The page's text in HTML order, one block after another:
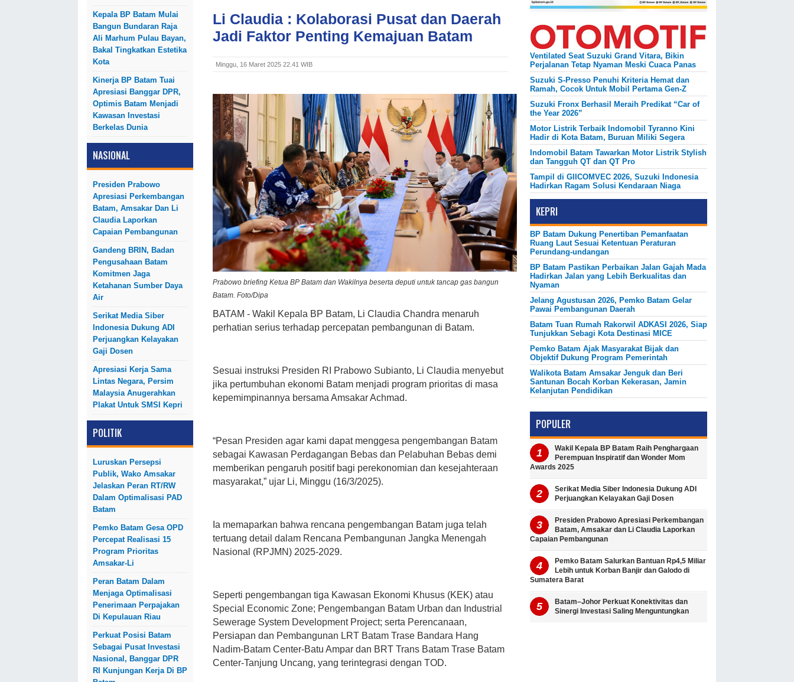
Kepala BP Batam Mulai
Bangun Bundaran Raja
Ali Marhum Pulau Bayan,
Bakal Tingkatkan Estetika
Kota
Kinerja BP Batam Tuai
Apresiasi Banggar DPR,
Optimis Batam Menjadi
Kawasan Investasi
Berkelas Dunia
NASIONAL
Presiden Prabowo
Apresiasi Perkembangan
Batam, Amsakar Dan Li
Claudia Laporkan
Capaian Pembangunan
Gandeng BRIN, Badan
Pengusahaan Batam
Komitmen Jaga
Ketahanan Sumber Daya
Air
Serikat Media Siber
Indonesia Dukung ADI
Perjuangkan Kelayakan
Gaji Dosen
Apresiasi Kerja Sama
Lintas Negara, Persim
Malaysia Anugerahkan
Plakat Untuk SMSI Kepri
POLITIK
Luruskan Persepsi
Publik, Wako Amsakar
Jelaskan Peran RT/RW
Dalam Optimalisasi PAD
Batam
Pemko Batam Gesa OPD
Percepat Realisasi 15
Program Prioritas
Amsakar-Li
Peran Batam Dalam
Menjaga Optimalisasi
Penerimaan Perpajakan
Di Kepulauan Riau
Perkuat Posisi Batam
Sebagai Pusat Investasi
Nasional, Banggar DPR
RI Kunjungan Kerja Di BP
Li Claudia : Kolaborasi Pusat dan Daerah
Jadi Faktor Penting Kemajuan Batam
Minggu, 16 Maret 2025 22.41 WIB
Prabowo briefing Ketua BP Batam dan Wakilnya beserta deputi untuk tancap gas bangun
Batam. Foto/Dipa
BATAM - Wakil Kepala BP Batam, Li Claudia Chandra menaruh
perhatian serius terhadap percepatan pembangunan di Batam.
Sesuai instruksi Presiden RI Prabowo Subianto, Li Claudia menyebut
jika pertumbuhan ekonomi Batam menjadi program prioritas di masa
kepemimpinannya bersama Amsakar Achmad.
“Pesan Presiden agar kami dapat menggesa pengembangan Batam
sebagai Kawasan Perdagangan Bebas dan Pelabuhan Bebas demi
memberikan pengaruh positif bagi perekonomian dan kesejahteraan
masyarakat,” ujar Li, Minggu (16/3/2025).
Ia memaparkan bahwa rencana pengembangan Batam juga telah
tertuang detail dalam Rencana Pembangunan Jangka Menengah
Nasional (RPJMN) 2025-2029.
Seperti pengembangan tiga Kawasan Ekonomi Khusus (KEK) atau
Special Economic Zone; Pengembangan Batam Urban dan Industrial
Sewerage System Development Project; serta Perencanaan,
Persiapan dan Pembangunan LRT Batam Trase Bandara Hang
Nadim-Batam Center-Batu Ampar dan BRT Trans Batam Trase Batam
Center-Tanjung Uncang, yang terintegrasi dengan TOD.
Ventilated Seat Suzuki Grand Vitara, Bikin
Perjalanan Tetap Nyaman Meski Cuaca Panas
Suzuki S-Presso Penuhi Kriteria Hemat dan
Ramah, Cocok Untuk Mobil Pertama Gen-Z
Suzuki Fronx Berhasil Meraih Predikat “Car of
the Year 2026”
Motor Listrik Terbaik Indomobil Tyranno Kini
Hadir di Kota Batam, Buruan Miliki Segera
Indomobil Batam Tawarkan Motor Listrik Stylish
dan Tangguh QT dan QT Pro
Tampil di GIICOMVEC 2026, Suzuki Indonesia
Hadirkan Ragam Solusi Kendaraan Niaga
KEPRI
BP Batam Dukung Penertiban Pemanfaatan
Ruang Laut Sesuai Ketentuan Peraturan
Perundang-undangan
BP Batam Pastikan Perbaikan Jalan Gajah Mada
Hadirkan Jalan yang Lebih Berkualitas dan
Nyaman
Jelang Agustusan 2026, Pemko Batam Gelar
Pawai Pembangunan Daerah
Batam Tuan Rumah Rakorwil ADKASI 2026, Siap
Tunjukkan Sebagi Kota Destinasi MICE
Pemko Batam Ajak Masyarakat Bijak dan
Objektif Dukung Program Pemerintah
Walikota Batam Amsakar Jenguk dan Beri
Santunan Bocah Korban Kekerasan, Jamin
Kelanjutan Pendidikan
POPULER
Wakil Kepala BP Batam Raih Penghargaan
Perempuan Inspiratif dan Wonder Mom
Awards 2025
Serikat Media Siber Indonesia Dukung ADI
Perjuangkan Kelayakan Gaji Dosen
Presiden Prabowo Apresiasi Perkembangan
Batam, Amsakar dan Li Claudia Laporkan
Capaian Pembangunan
Pemko Batam Salurkan Bantuan Rp4,5 Miliar
Lebih untuk Korban Banjir dan Galodo di
Sumatera Barat
Batam–Johor Perkuat Konektivitas dan
Sinergi Investasi Saling Menguntungkan